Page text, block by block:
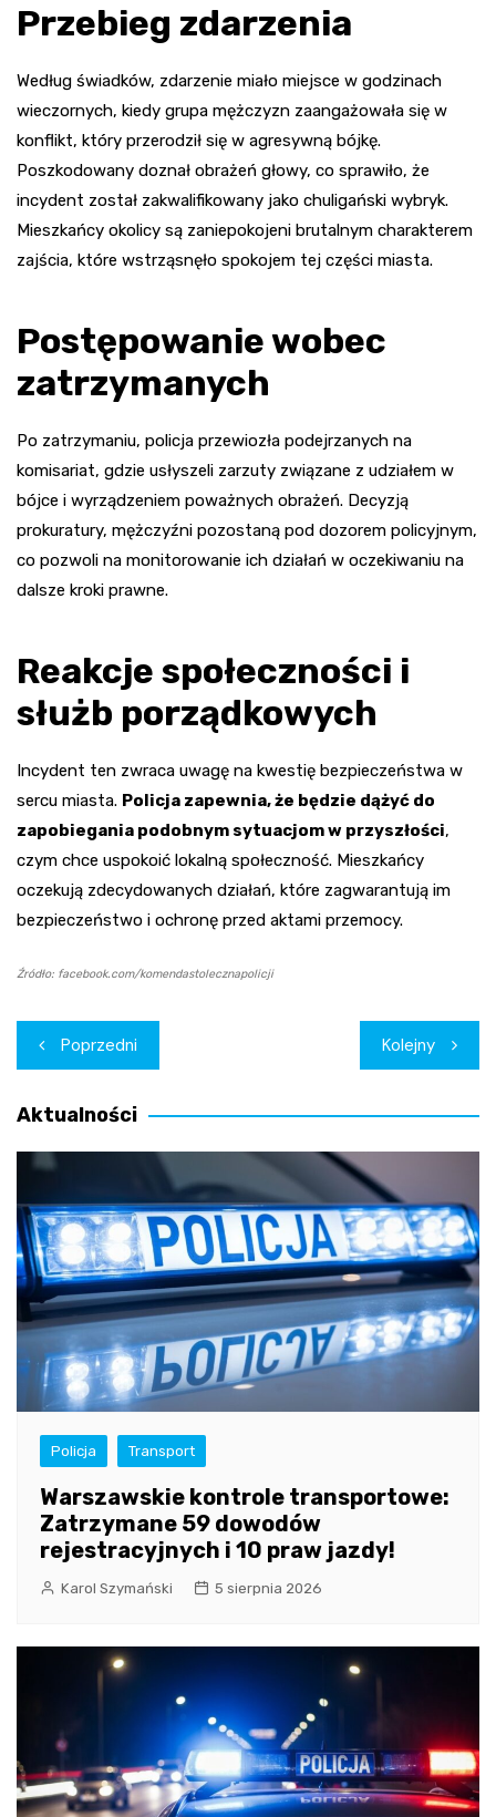
Przebieg zdarzenia
Według świadków, zdarzenie miało miejsce w godzinach
wieczornych, kiedy grupa mężczyzn zaangażowała się w
konflikt, który przerodził się w agresywną bójkę.
Poszkodowany doznał obrażeń głowy, co sprawiło, że
incydent został zakwalifikowany jako chuligański wybryk.
Mieszkańcy okolicy są zaniepokojeni brutalnym charakterem
zajścia, które wstrząsnęło spokojem tej części miasta.
Postępowanie wobec
zatrzymanych
Po zatrzymaniu, policja przewiozła podejrzanych na
komisariat, gdzie usłyszeli zarzuty związane z udziałem w
bójce i wyrządzeniem poważnych obrażeń. Decyzją
prokuratury, mężczyźni pozostaną pod dozorem policyjnym,
co pozwoli na monitorowanie ich działań w oczekiwaniu na
dalsze kroki prawne.
Reakcje społeczności i
służb porządkowych
Incydent ten zwraca uwagę na kwestię bezpieczeństwa w
sercu miasta. Policja zapewnia, że będzie dążyć do
zapobiegania podobnym sytuacjom w przyszłości,
czym chce uspokoić lokalną społeczność. Mieszkańcy
oczekują zdecydowanych działań, które zagwarantują im
bezpieczeństwo i ochronę przed aktami przemocy.
Źródło: facebook.com/komendastolecznapolicji
Nawigacja
wpisu
Poprzedni Kolejny
Aktualności
Policja Transport
Warszawskie kontrole transportowe:
Zatrzymane 59 dowodów
rejestracyjnych i 10 praw jazdy!
Karol Szymański 5 sierpnia 2026